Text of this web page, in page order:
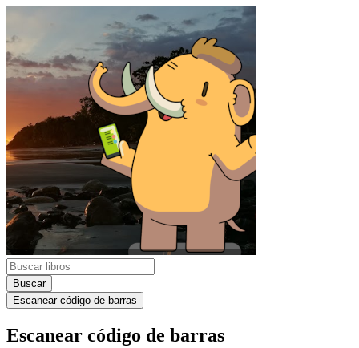
Buscar
Escanear código de barras
Escanear código de barras